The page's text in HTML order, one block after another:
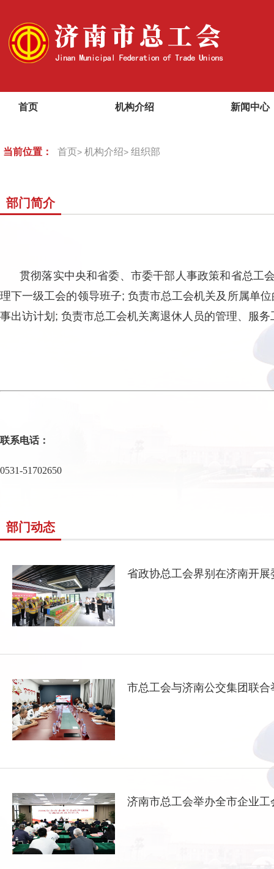
首页 机构介绍 新闻中心
当前位置： 首页> 机构介绍> 组织部
部门简介
贯彻落实中央和省委、市委干部人事政策和省总工
理下一级工会的领导班子; 负责市总工会机关及所属单
事出访计划; 负责市总工会机关离退休人员的管理、服务
联系电话：
0531-51702650
部门动态
省政协总工会界别在济南开展
市总工会与济南公交集团联合
济南市总工会举办全市企业